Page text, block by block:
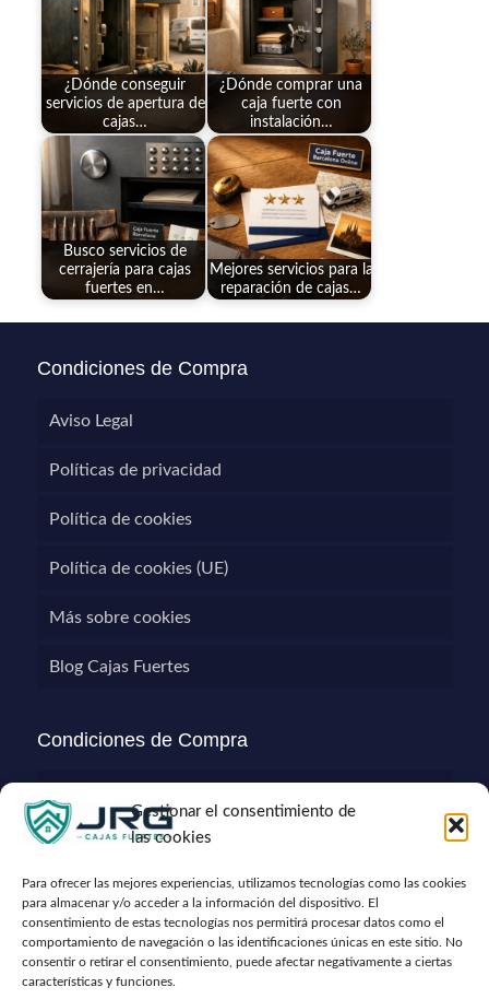
Gestionar el consentimiento de
las cookies
Para ofrecer las mejores experiencias, utilizamos tecnologías como las cookies
para almacenar y/o acceder a la información del dispositivo. El
consentimiento de estas tecnologías nos permitirá procesar datos como el
comportamiento de navegación o las identificaciones únicas en este sitio. No
consentir o retirar el consentimiento, puede afectar negativamente a ciertas
características y funciones.
¿Dónde conseguir
servicios de apertura de
cajas…
¿Dónde comprar una
caja fuerte con
instalación…
Busco servicios de
cerrajería para cajas
fuertes en…
Mejores servicios para la
reparación de cajas…
Condiciones de Compra
Aviso Legal
Políticas de privacidad
Política de cookies
Política de cookies (UE)
Más sobre cookies
Blog Cajas Fuertes
Condiciones de Compra
Términos y condiciones
Condiciones de Compra
Política de Devoluciones y Reembolsos
Garantía